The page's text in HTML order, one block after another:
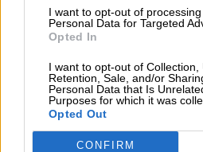
I want to opt-out of
Personal Data for Targeted
Opted In
I want to opt-out of Collection,
Retention, Sale, and/or
Personal Data that Is
Purposes for which it was
Opted Out
CONFIRM
Opiniones Teatro infantil - Mi
Piedras